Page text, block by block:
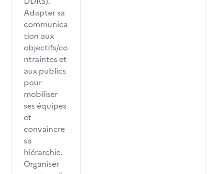
Adapter sa
communica
tion aux
objectifs/co
ntraintes et
aux publics
pour
mobiliser
ses équipes
et
convaincre
sa
hiérarchie.
Organiser